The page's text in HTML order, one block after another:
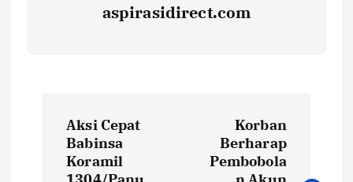
aspirasidirect.com
Aksi Cepat
Babinsa
Koramil
Korban
Berharap
Pembobola